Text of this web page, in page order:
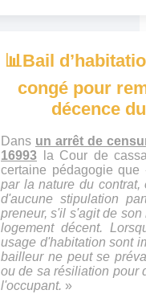
📊Bail
congé pour
décence
Dans un arrêt de
16993 la Cour de
certaine pédagogie
par la nature du
d'aucune stipulation
preneur, s'il s'agit de
logement décent.
usage d'habitation sont
bailleur ne peut se
ou de sa résiliation pour
l'occupant. »